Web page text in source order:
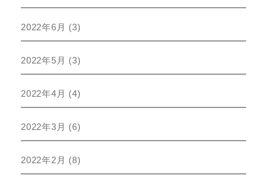
2022年6月 (3)
2022年5月 (3)
2022年4月 (4)
2022年3月 (6)
2022年2月 (8)